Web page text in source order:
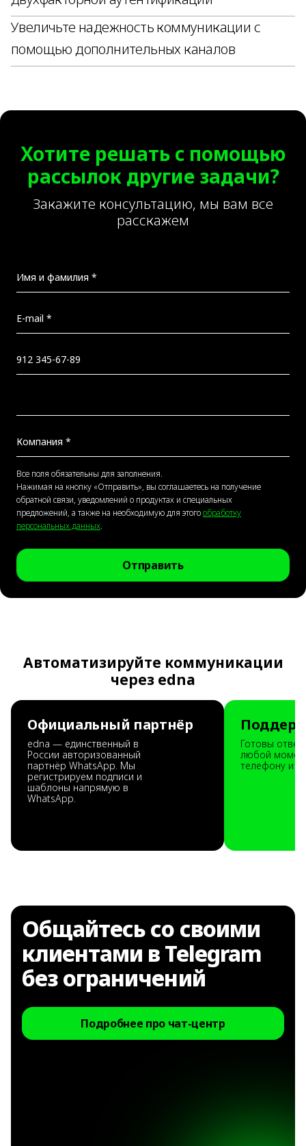
Увеличьте надежность коммуникации с
помощью дополнительных каналов
Хотите решать с помощью
рассылок другие задачи?
Закажите консультацию, мы вам все
расскажем
Все поля обязательны для заполнения.
Нажимая на кнопку «Отправить», вы соглашаетесь на получение
обратной связи, уведомлений о продуктах и специальных
предложений, а также на необходимую для этогообработку
персональных данных.
Отправить
Автоматизируйте коммуникации
через edna
Официальный партнёр
edna — единственный в
России авторизованный
партнёр WhatsApp. Мы
регистрируем подписи и
шаблоны напрямую в
WhatsApp.
Готовы
любой
телефону и в
Общайтесь со своими
клиентами в Telegram
без ограничений
Подробнее про чат-центр